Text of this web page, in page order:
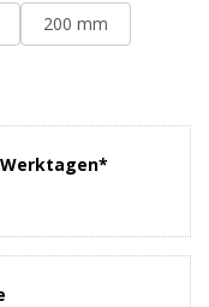
200 mm